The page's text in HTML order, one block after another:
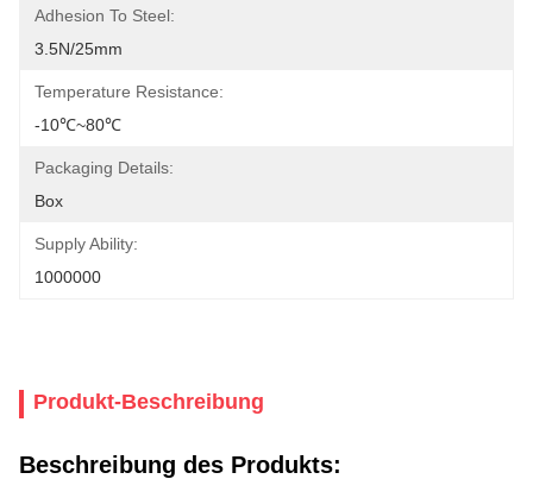
Adhesion To Steel:
3.5N/25mm
Temperature Resistance:
-10℃~80℃
Packaging Details:
Box
Supply Ability:
1000000
Produkt-Beschreibung
Beschreibung des Produkts: